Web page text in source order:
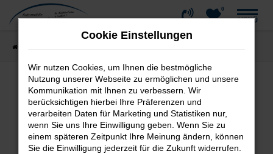
Zum
0
MENÜ
Fehler: Network Error
Beim Laden ist ein Fehler aufgetreten.
Hier sind ein paar Tipps, die dir helfen können:
Cookie Einstellungen
Wir nutzen Cookies, um Ihnen die bestmögliche
Nutzung unserer Webseite zu ermöglichen und unsere
Kommunikation mit Ihnen zu verbessern. Wir
berücksichtigen hierbei Ihre Präferenzen und
verarbeiten Daten für Marketing und Statistiken nur,
wenn Sie uns Ihre Einwilligung geben. Wenn Sie zu
einem späteren Zeitpunkt Ihre Meinung ändern, können
Sie die Einwilligung jederzeit für die Zukunft widerrufen.